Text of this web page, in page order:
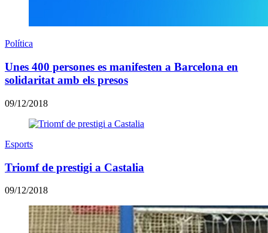
Política
Unes 400 persones es manifesten a Barcelona en
solidaritat amb els presos
09/12/2018
Esports
Triomf de prestigi a Castalia
09/12/2018